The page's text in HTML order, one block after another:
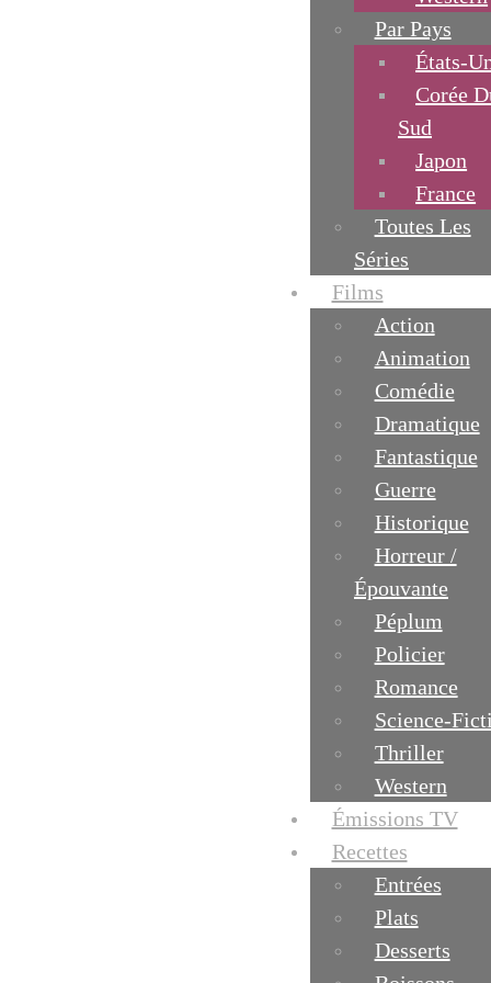
Par Pays
États-
Corée
Sud
Japon
France
Toutes Les
Séries
Films
Action
Animation
Comédie
Dramatique
Fantastique
Guerre
Historique
Horreur /
Épouvante
Péplum
Policier
Romance
Science-
Thriller
Western
Émissions TV
Recettes
Entrées
Plats
Desserts